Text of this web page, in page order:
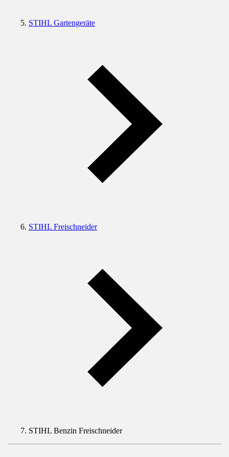
STIHL Gartengeräte
STIHL Freischneider
STIHL Benzin Freischneider